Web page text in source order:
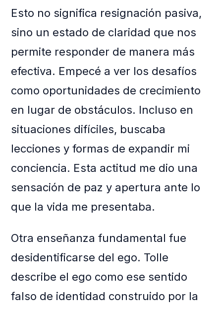
Esto no significa resignación pasiva,
sino un estado de claridad que nos
permite responder de manera más
efectiva. Empecé a ver los desafíos
como oportunidades de crecimiento
en lugar de obstáculos. Incluso en
situaciones difíciles, buscaba
lecciones y formas de expandir mi
conciencia. Esta actitud me dio una
sensación de paz y apertura ante lo
que la vida me presentaba.
Otra enseñanza fundamental fue
desidentificarse del ego. Tolle
describe el ego como ese sentido
falso de identidad construido por la